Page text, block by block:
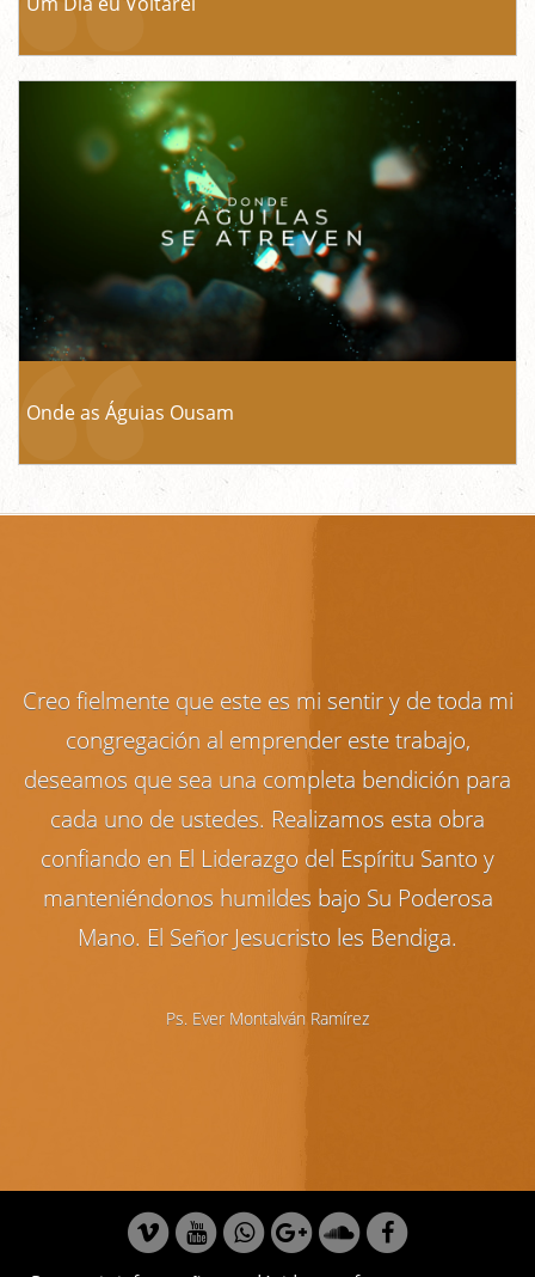
Onde as Águias Ousam
Creo fielmente que este es mi sentir y de toda mi
congregación al emprender este trabajo,
deseamos que sea una completa bendición para
cada uno de ustedes. Realizamos esta obra
confiando en El Liderazgo del Espíritu Santo y
manteniéndonos humildes bajo Su Poderosa
Mano. El Señor Jesucristo les Bendiga.
Ps. Ever Montalván Ramírez